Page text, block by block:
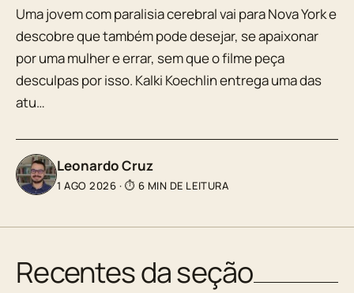
Uma jovem com paralisia cerebral vai para Nova York e
descobre que também pode desejar, se apaixonar
por uma mulher e errar, sem que o filme peça
desculpas por isso. Kalki Koechlin entrega uma das
atu…
Leonardo Cruz
1 AGO 2026 · ⏱ 6 MIN DE LEITURA
Recentes da seção